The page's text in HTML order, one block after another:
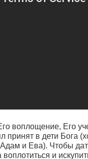
воплощение, Его
принят в дети Бога
и Ева). Чтобы
и